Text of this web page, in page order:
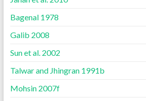
Bagenal 1978
Galib 2008
Sun et al. 2002
Talwar and Jhingran 1991b
Mohsin 2007f